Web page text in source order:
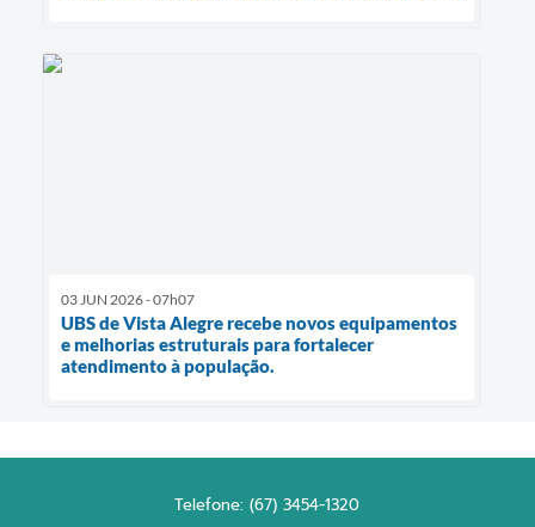
03 JUN 2026 - 07h07
UBS de Vista Alegre recebe novos equipamentos
e melhorias estruturais para fortalecer
atendimento à população.
Telefone: (67) 3454-1320